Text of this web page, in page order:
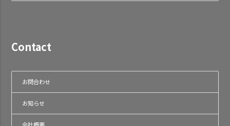
Contact
お問合わせ
お知らせ
会社概要